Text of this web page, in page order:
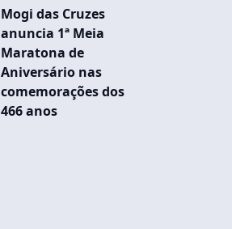
Mogi das Cruzes
anuncia 1ª Meia
Maratona de
Aniversário nas
comemorações dos
466 anos